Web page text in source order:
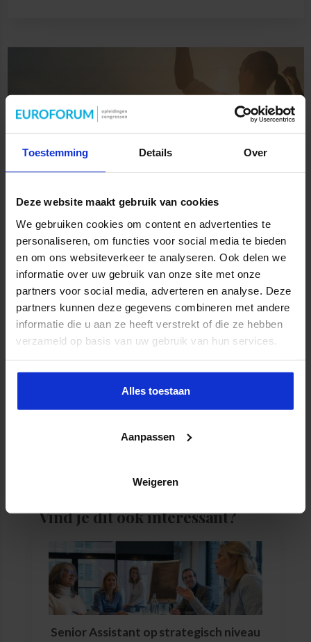
Toestemming Details Over
Deze website maakt gebruik van cookies
We gebruiken cookies om content en advertenties te
personaliseren, om functies voor social media te bieden
en om ons websiteverkeer te analyseren. Ook delen we
informatie over uw gebruik van onze site met onze
partners voor social media, adverteren en analyse. Deze
partners kunnen deze gegevens combineren met andere
informatie die u aan ze heeft verstrekt of die ze hebben
verzameld op basis van uw gebruik van hun services.
Alles toestaan
Aanpassen
Weigeren
Houd mij op de
hoogte
Inschrijven voor de
Vind je dit ook interessant?
Senior Assistant op strategisch niveau